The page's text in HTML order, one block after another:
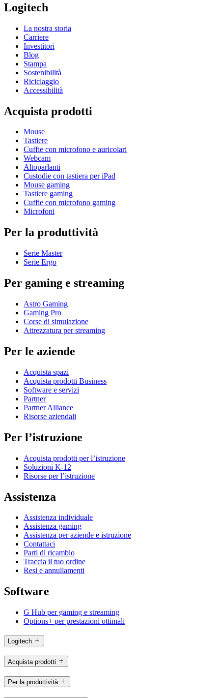
Logitech
La nostra storia
Carriere
Investitori
Blog
Stampa
Sostenibilità
Riciclaggio
Accessibilità
Acquista prodotti
Mouse
Tastiere
Cuffie con microfono e auricolari
Webcam
Altoparlanti
Custodie con tastiera per iPad
Mouse gaming
Tastiere gaming
Cuffie con microfono gaming
Microfoni
Per la produttività
Serie Master
Serie Ergo
Per gaming e streaming
Astro Gaming
Gaming Pro
Corse di simulazione
Attrezzatura per streaming
Per le aziende
Acquista spazi
Acquista prodotti Business
Software e servizi
Partner
Partner Alliance
Risorse aziendali
Per l’istruzione
Acquista prodotti per l’istruzione
Soluzioni K-12
Risorse per l’istruzione
Assistenza
Assistenza individuale
Assistenza gaming
Assistenza per aziende e istruzione
Contattaci
Parti di ricambio
Traccia il tuo ordine
Resi e annullamenti
Software
G Hub per gaming e streaming
Options+ per prestazioni ottimali
Logitech
Acquista prodotti
Per la produttività